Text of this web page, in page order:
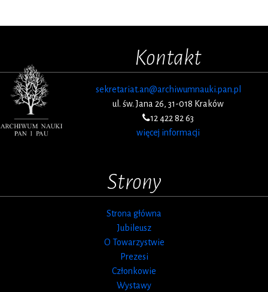
Kontakt
sekretariat.an@archiwumnauki.pan.pl
ul. św. Jana 26, 31-018 Kraków
12 422 82 63
więcej informacji
Strony
Strona główna
Jubileusz
O Towarzystwie
Prezesi
Członkowie
Wystawy